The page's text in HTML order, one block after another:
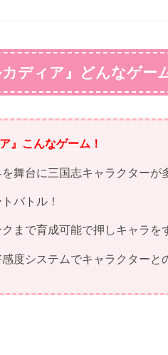
ディア』どんなゲー
』こんなゲーム！
舞台に三国志キャラクターが
バトル！
まで育成可能で押しキャラを
度システムでキャラクターと